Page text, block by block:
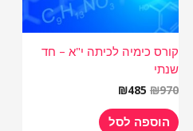
קורס כימיה לכיתה י"א – חד
שנתי
₪970
₪485
הוספה לסל